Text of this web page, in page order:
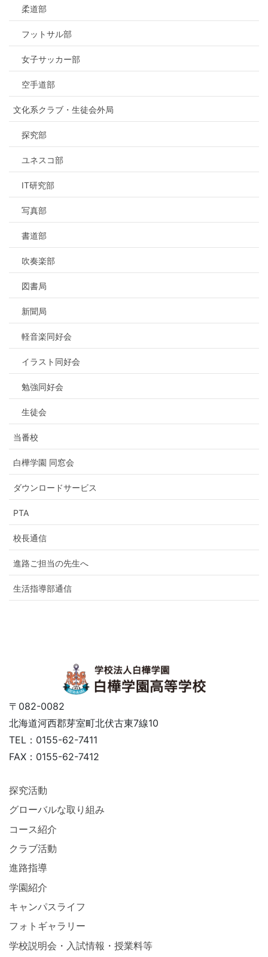
柔道部
フットサル部
女子サッカー部
空手道部
文化系クラブ・生徒会外局
探究部
ユネスコ部
IT研究部
写真部
書道部
吹奏楽部
図書局
新聞局
軽音楽同好会
イラスト同好会
勉強同好会
生徒会
当番校
白樺学園 同窓会
ダウンロードサービス
PTA
校長通信
進路ご担当の先生へ
生活指導部通信
〒082-0082
北海道河西郡芽室町北伏古東7線10
TEL：0155-62-7411
FAX：0155-62-7412
探究活動
グローバルな取り組み
コース紹介
クラブ活動
進路指導
学園紹介
キャンパスライフ
フォトギャラリー
学校説明会・入試情報・授業料等